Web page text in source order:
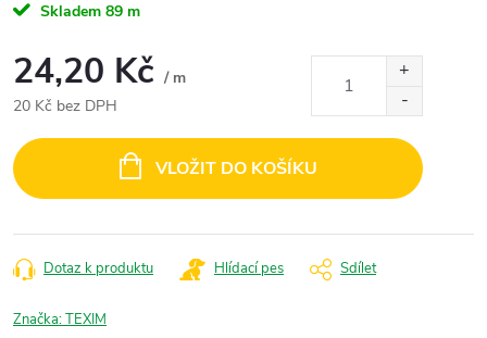
Skladem 89 m
24,20 Kč / m
20 Kč bez DPH
cena:
VLOŽIT DO KOŠÍKU
Dotaz k produktu Hlídací pes Sdílet
Značka:TEXIM